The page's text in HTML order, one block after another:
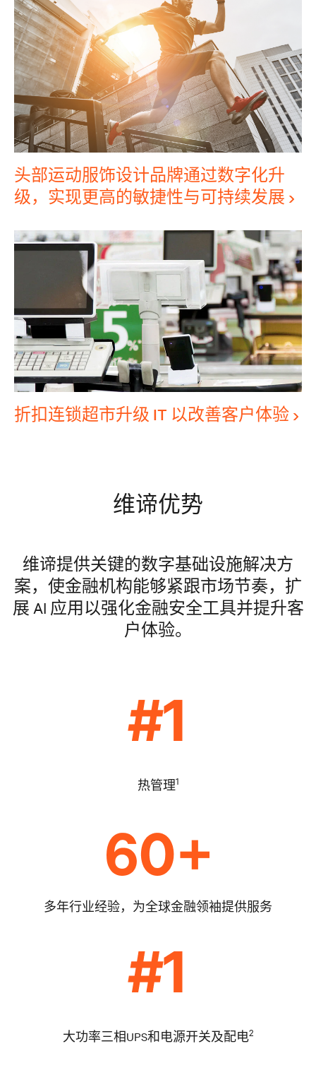
头部运动服饰设计品牌通过数字化升
级，实现更高的敏捷性与可持续发展
折扣连锁超市升级 IT 以改善客户体验
维谛优势
维谛提供关键的数字基础设施解决方
案，使金融机构能够紧跟市场节奏，扩
展 AI 应用以强化金融安全工具并提升客
户体验。
热管理1
多年行业经验，为全球金融领袖提供服务
大功率三相UPS和电源开关及配电2